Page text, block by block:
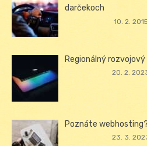
darčekoch
10. 2. 2015
Regionálný
20. 2.
Poznáte webhosting?
23. 3.